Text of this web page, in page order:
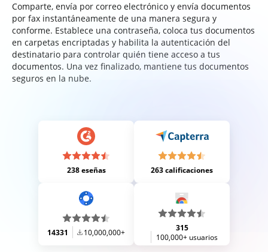
Comparte, envía por correo electrónico y envía documentos
por fax instantáneamente de una manera segura y
conforme. Establece una contraseña, coloca tus documentos
en carpetas encriptadas y habilita la autenticación del
destinatario para controlar quién tiene acceso a tus
documentos. Una vez finalizado, mantiene tus documentos
seguros en la nube.
238 eseñas 263 calificaciones
14331 10,000,000+
315
100,000+ usuarios